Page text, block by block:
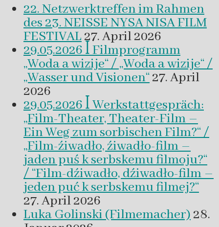
22. Netzwerktreffen im Rahmen
des 23. NEISSE NYSA NISA FILM
FESTIVAL 27. April 2026
29.05.2026 ꟾ Filmprogramm
„Woda a wizije“ / „Woda a wizije“ /
„Wasser und Visionen“27. April
2026
29.05.2026 ꟾ Werkstattgespräch:
„Film-Theater, Theater-Film –
Ein Weg zum sorbischen Film?“ /
„Film-źiwadło, źiwadło-film –
jaden puś k serbskemu filmoju?“
/ “Film-dźiwadło, dźiwadło-film –
jeden puć k serbskemu filmej?“
27. April 2026
Luka Golinski (Filmemacher) 28.